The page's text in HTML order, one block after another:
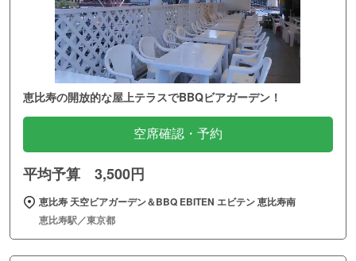
恵比寿の開放的な屋上テラスでBBQビアガーデン！
空席確認・予約
平均予算 3,500円
恵比寿 天空ビアガーデン＆BBQ EBITEN エビテン 恵比寿南
恵比寿駅／東京都